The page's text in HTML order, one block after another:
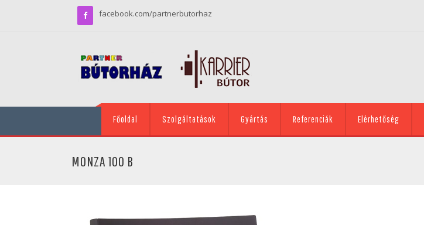
facebook.com/partnerbutorhaz
Főoldal Szolgáltatások Gyártás Referenciák Elérhetőség
MONZA 100 B